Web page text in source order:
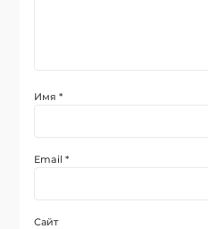
Имя*
Email*
Сайт